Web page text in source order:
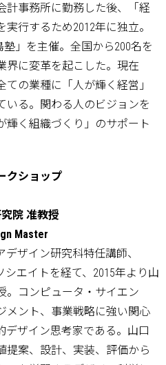
計事務所に勤務した後、「経
行するため2012年に独立。
」を主催。全国から200名を
界に変革を起こした。現在
の業種に「人が輝く経営」
いる。関わる人のビジョンを
輝く組織づくり」のサポート
クショップ
院 准教授
Master
ザイン研究科特任講師、
シエイトを経て、2015年より山
。コンピュータ・サイエン
メント、事業戦略に強い関心
デザイン思考家である。山口
提案、設計、実装、評価から